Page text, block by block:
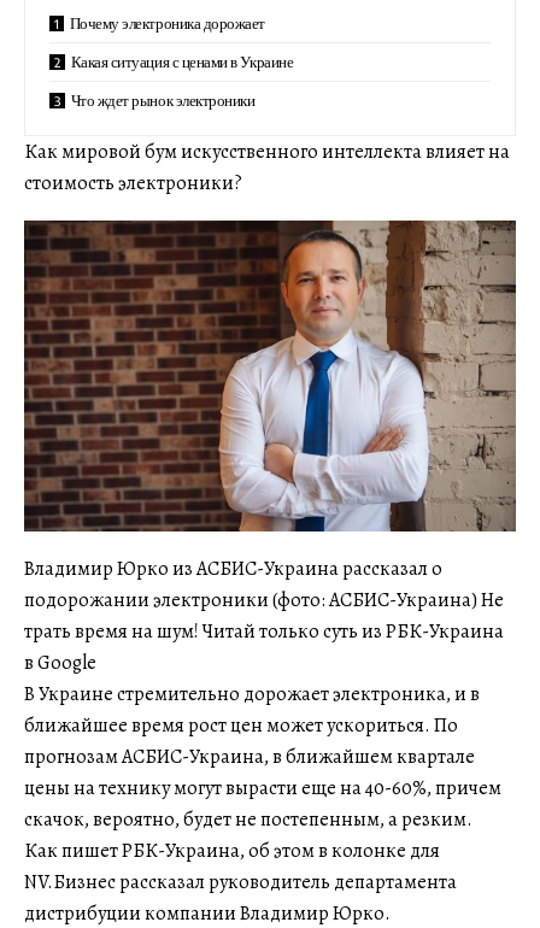
Почему электроника дорожает
Какая ситуация с ценами в Украине
Что ждет рынок электроники
Как мировой бум искусственного интеллекта влияет на
стоимость электроники?
Владимир Юрко из АСБИС-Украина рассказал о
подорожании электроники (фото: АСБИС-Украина) Не
трать время на шум! Читай только суть из РБК-Украина
в Google
В Украине стремительно дорожает электроника, и в
ближайшее время рост цен может ускориться. По
прогнозам АСБИС-Украина, в ближайшем квартале
цены на технику могут вырасти еще на 40-60%, причем
скачок, вероятно, будет не постепенным, а резким.
Как пишет РБК-Украина, об этом в колонке для
NV.Бизнес рассказал руководитель департамента
дистрибуции компании Владимир Юрко.